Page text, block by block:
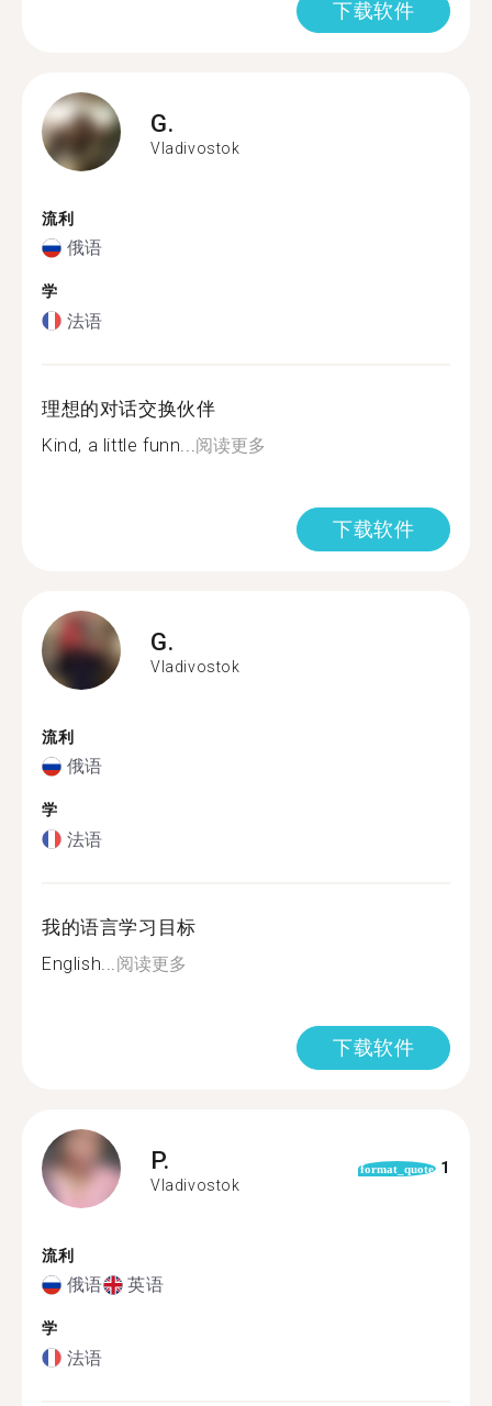
下载软件
G.
Vladivostok
流利
俄语
学
法语
理想的对话交换伙伴
Kind, a little funn... 阅读更多
下载软件
G.
Vladivostok
流利
俄语
学
法语
我的语言学习目标
English... 阅读更多
下载软件
P.
Vladivostok
format_quote 1
流利
俄语 英语
学
法语